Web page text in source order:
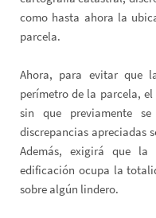
como hasta ahora la
parcela.
Ahora, para evitar que
perímetro de la parcela,
sin que previamente se
discrepancias apreciadas
Además, exigirá que
edificación ocupa la
sobre algún lindero.